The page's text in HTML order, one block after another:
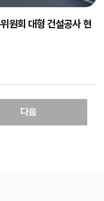
원회 대형 건설공사 현
다음